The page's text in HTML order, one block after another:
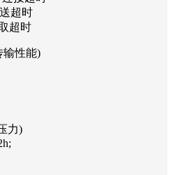
超时
超时
输性能)
力)